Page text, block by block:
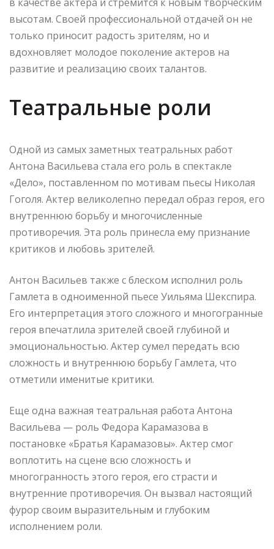
высотам. Своей профессиональной отдачей он не
только приносит радость зрителям, но и
вдохновляет молодое поколение актеров на
развитие и реализацию своих талантов.
Театральные роли
Одной из самых заметных театральных работ
Антона Васильева стала его роль в спектакле
«Дело», поставленном по мотивам пьесы Николая
Гоголя. Актер великолепно передал образ героя, его
внутреннюю борьбу и многочисленные
противоречия. Эта роль принесла ему признание
критиков и любовь зрителей.
Антон Васильев также с блеском исполнил роль
Гамлета в одноименной пьесе Уильяма Шекспира.
Его интерпретация этого сложного и многогранные
героя впечатлила зрителей своей глубиной и
эмоциональностью. Актер сумел передать всю
сложность и внутреннюю борьбу Гамлета, что
отметили именитые критики.
Еще одна важная театральная работа Антона
Васильева — роль Федора Карамазова в
постановке «Братья Карамазовы». Актер смог
воплотить на сцене всю сложность и
многогранность этого героя, его страсти и
внутренние противоречия. Он вызвал настоящий
фурор своим выразительным и глубоким
исполнением роли.